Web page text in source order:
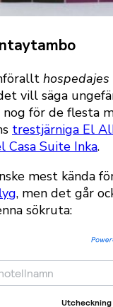
hospedajes
vill säga
för de flesta
trestjärniga El
Casa Suite Inka.
mest kända
, men det går
sökruta: